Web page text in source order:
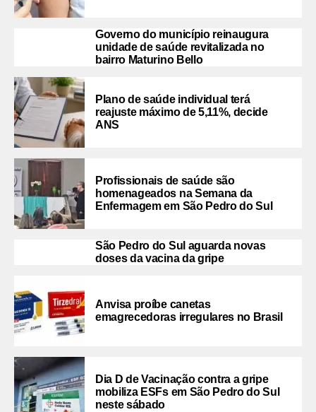
Governo do município reinaugura
unidade de saúde revitalizada no
bairro Maturino Bello
Plano de saúde individual terá
reajuste máximo de 5,11%, decide
ANS
Profissionais de saúde são
homenageados na Semana da
Enfermagem em São Pedro do Sul
São Pedro do Sul aguarda novas
doses da vacina da gripe
Anvisa proíbe canetas
emagrecedoras irregulares no Brasil
Dia D de Vacinação contra a gripe
mobiliza ESFs em São Pedro do Sul
neste sábado